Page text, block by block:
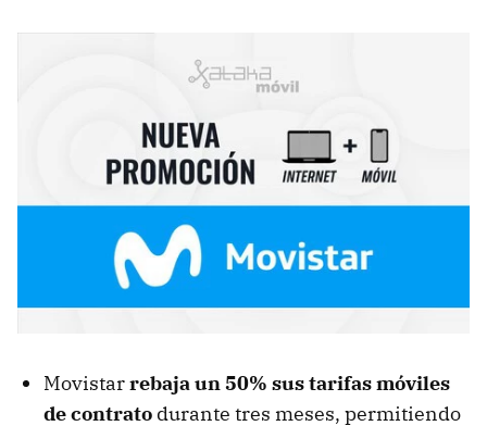
Movistarrebaja un 50% sus tarifas móviles
de contrato durante tres meses, permitiendo